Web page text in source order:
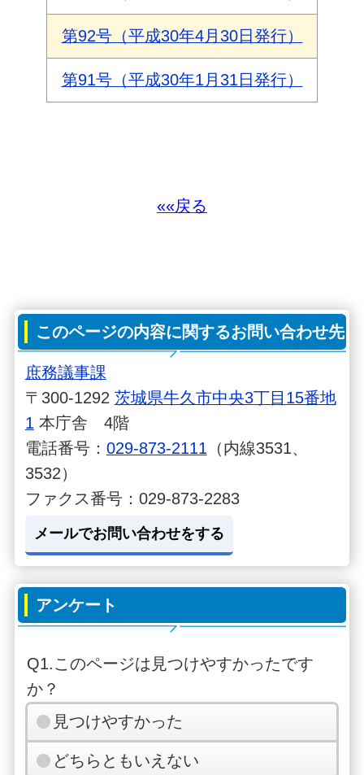
第92号（平成30年4月30日発行）
第91号（平成30年1月31日発行）
««戻る
このページの内容に関するお問い合わせ先
庶務議事課
〒300-1292 茨城県牛久市中央3丁目15番地
1 本庁舎 4階
電話番号： 029-873-2111 （内線3531、
3532）
ファクス番号：029-873-2283
メールでお問い合わせをする
アンケート
Q1.このページは見つけやすかったです
か？
見つけやすかった
どちらともいえない